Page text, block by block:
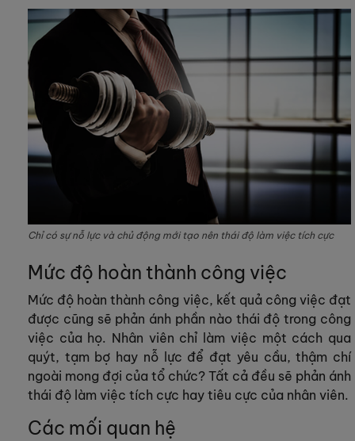
Chỉ có sự nỗ lực và chủ động mới tạo nên thái độ làm việc tích cực
Mức độ hoàn thành công việc
Mức độ hoàn thành công việc, kết quả công việc đạt
được cũng sẽ phản ánh phần nào thái độ trong công
việc của họ. Nhân viên chỉ làm việc một cách qua
quýt, tạm bợ hay nỗ lực để đạt yêu cầu, thậm chí
ngoài mong đợi của tổ chức? Tất cả đều sẽ phản ánh
thái độ làm việc tích cực hay tiêu cực của nhân viên.
Các mối quan hệ